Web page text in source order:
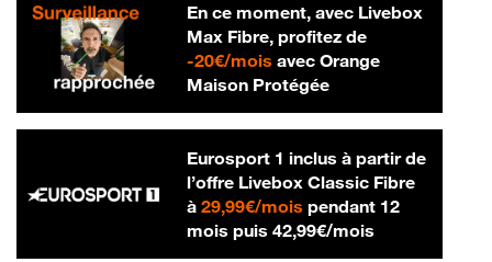
En ce moment, avec Livebox
Max Fibre, profitez de
-20€/mois20 € par mois
avec Orange
Maison Protégée
Eurosport 1 inclus à partir de
l’offre Livebox Classic Fibre
à 29,99€/mois29,99 € par mois
pendant 12
mois puis 42,99€/mois42,99 € par